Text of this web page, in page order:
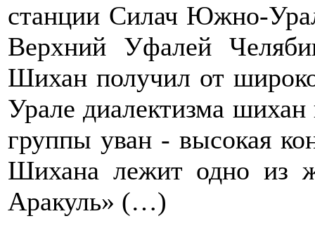
станции Силач Южно-
Верхний Уфалей
Шихан получил от
Урале диалектизма
группы уван - высокая
Шихана лежит одно из
Аракуль» (…)